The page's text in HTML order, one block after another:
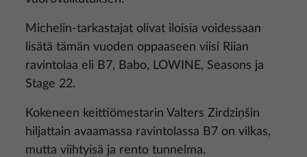
Michelin-tarkastajat olivat iloisia voidessaan
lisätä tämän vuoden oppaaseen viisi Riian
ravintolaa eli B7, Babo, LOWINE, Seasons ja
Stage 22.
Kokeneen keittiömestarin Valters Zirdziņšin
hiljattain avaamassa ravintolassa B7 on vilkas,
mutta viihtyisä ja rento tunnelma.